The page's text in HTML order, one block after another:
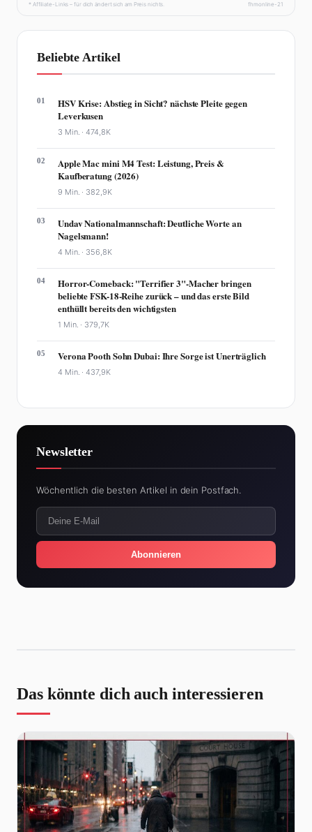
* Affiliate-Links – für dich ändert sich am Preis nichts. fhmonline-21
Beliebte Artikel
01
HSV Krise: Abstieg in Sicht? nächste Pleite gegen
Leverkusen
3 Min. ·474,8K
02
Apple Mac mini M4 Test: Leistung, Preis &
Kaufberatung (2026)
9 Min. · 382,9K
03
Undav Nationalmannschaft: Deutliche Worte an
Nagelsmann!
4 Min. · 356,8K
04
Horror-Comeback: "Terrifier 3"-Macher bringen
beliebte FSK-18-Reihe zurück – und das erste Bild
enthüllt bereits den wichtigsten
1 Min. · 379,7K
05 Verona Pooth Sohn Dubai: Ihre Sorge ist Unerträglich
4 Min. ·437,9K
Newsletter
Wöchentlich die besten Artikel in dein Postfach.
Abonnieren
Das könnte dich auch interessieren